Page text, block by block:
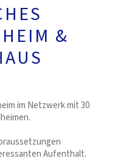
&
im Netzwerk mit 30
Aufenthalt.